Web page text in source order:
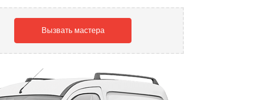
Вызвать мастера